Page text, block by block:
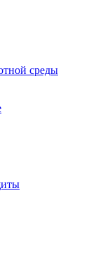
среды